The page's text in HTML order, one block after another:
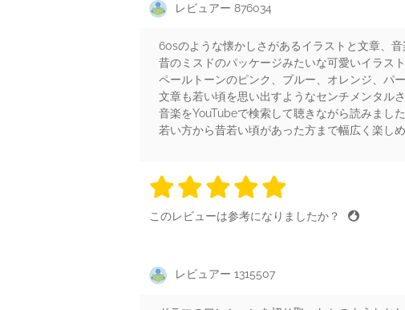
レビュアー 876034
60sのような懐かしさがあるイラストと文章、
昔のミスドのパッケージみたいな可愛いイラス
ペールトーンのピンク、ブルー、オレンジ、パ
文章も若い頃を思い出すようなセンチメンタル
音楽をYouTubeで検索して聴きながら読みまし
若い方から昔若い頃があった方まで幅広く楽しめ
5 stars
5 stars
5 stars
5 stars
このレビューは参考になりましたか？
レビュアー 1315507